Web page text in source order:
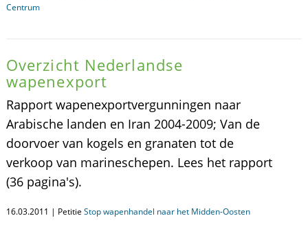
Centrum
Overzicht Nederlandse
wapenexport
Rapport wapenexportvergunningen naar
Arabische landen en Iran 2004-2009; Van de
doorvoer van kogels en granaten tot de
verkoop van marineschepen. Lees het rapport
(36 pagina's).
16.03.2011 | Petitie Stop wapenhandel naar het Midden-Oosten